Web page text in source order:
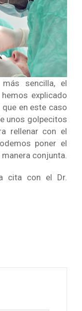
sencilla, el
explicado
en este caso
unos golpecitos
rellenar con el
poner el
conjunta.
cita con el Dr.